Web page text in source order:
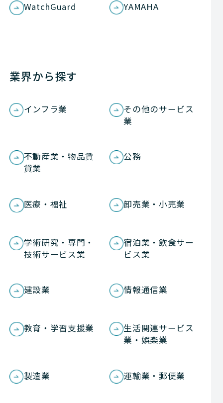
WatchGuard YAMAHA
業界から探す
インフラ業
その他のサービス
業
不動産業・物品賃
貸業
公務
医療・福祉 卸売業・小売業
学術研究・専門・
技術サービス業
宿泊業・飲食サー
ビス業
建設業 情報通信業
教育・学習支援業
生活関連サービス
業・娯楽業
製造業 運輸業・郵便業